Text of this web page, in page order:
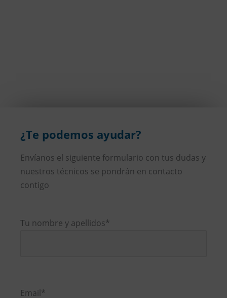
¿Te podemos ayudar?
Envíanos el siguiente formulario con tus dudas y
nuestros técnicos se pondrán en contacto
contigo
Tu nombre y apellidos*
favor,
Email*